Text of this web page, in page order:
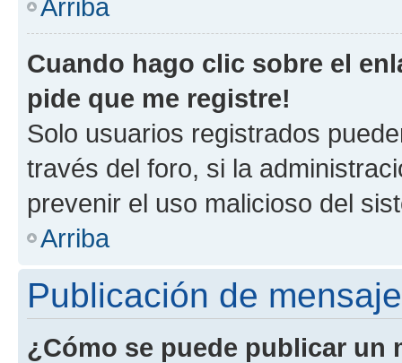
Arriba
Cuando hago clic sobre el
pide que me registre!
Solo usuarios registrados
través del foro, si la
prevenir el uso malicioso del
Arriba
Publicación de
¿Cómo se puede publicar un